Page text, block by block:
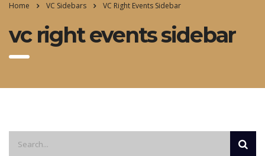
Home VC Sidebars VC Right Events Sidebar
vc right events sidebar